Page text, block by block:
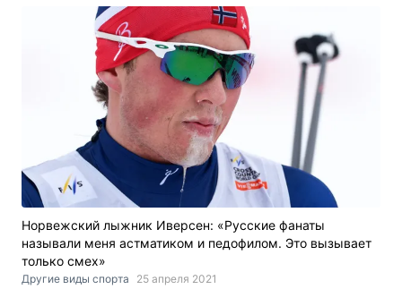
Норвежский лыжник Иверсен: «Русские фанаты
называли меня астматиком и педофилом. Это вызывает
только смех»
Другие виды спорта 25 апреля 2021